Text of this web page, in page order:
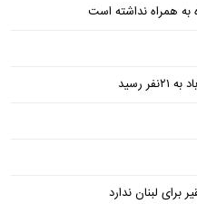
به همراه نداشته است
رسید
برای لبنان ندارد